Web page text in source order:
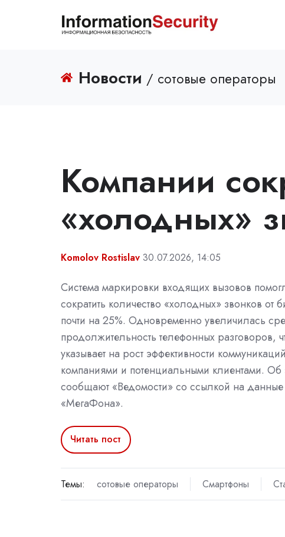
Новости / сотовые операторы
Компании
«холодных»
Komolov Rostislav 30.07.2026, 14:05
Система маркировки входящих вызовов
сократить количество «холодных» звонков от
почти на 25%. Одновременно увеличилась
продолжительность телефонных разговоров,
указывает на рост эффективности
компаниями и потенциальными клиентами. Об
сообщают «Ведомости» со ссылкой на данные
«МегаФона».
Читать пост
Темы: сотовые операторы Смартфоны